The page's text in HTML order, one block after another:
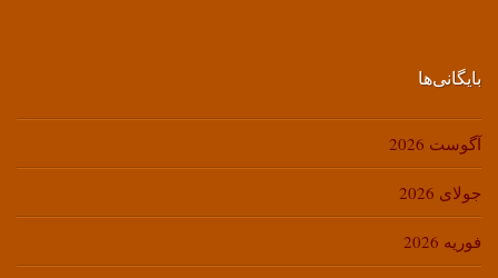
بایگانی‌ها
آگوست 2026
جولای 2026
فوریه 2026